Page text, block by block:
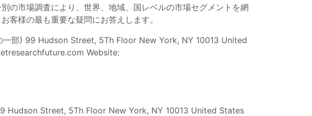
の市場調査により、世界、地域、国レベルの市場セグメントを網
客様の最も重要な疑問にお答えします。
部) 99 Hudson Street, 5Th Floor New York, NY 10013 United
Website:
Hudson Street, 5Th Floor New York, NY 10013 United States